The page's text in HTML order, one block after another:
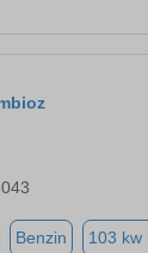
Benzin 103 kw